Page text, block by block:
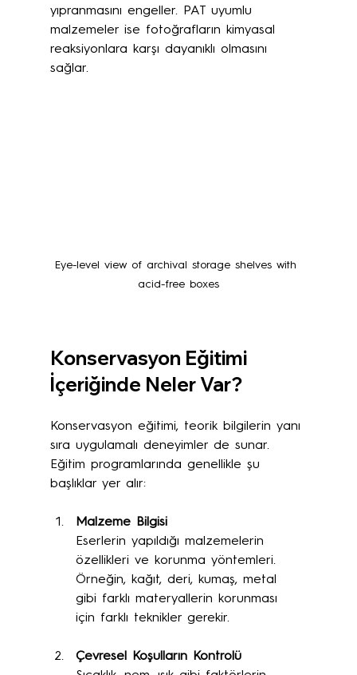
yıpranmasını engeller. PAT uyumlu
malzemeler ise fotoğrafların kimyasal
reaksiyonlara karşı dayanıklı olmasını
sağlar.
Eye-level view of archival storage shelves with
acid-free boxes
Konservasyon Eğitimi
İçeriğinde Neler Var?
Konservasyon eğitimi, teorik bilgilerin yanı
sıra uygulamalı deneyimler de sunar.
Eğitim programlarında genellikle şu
başlıklar yer alır:
Malzeme Bilgisi
Eserlerin yapıldığı malzemelerin
özellikleri ve korunma yöntemleri.
Örneğin, kağıt, deri, kumaş, metal
gibi farklı materyallerin korunması
için farklı teknikler gerekir.
Çevresel Koşulların Kontrolü